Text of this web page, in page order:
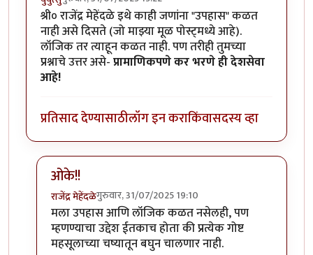
श्री० राजेंद्र मेहेंदळे इथे काही जणांना "उपहास" कळत
नाही असे दिसते (जो माझ्या मूळ पोस्ट्मध्ये आहे).
लॉजिक तर त्याहून कळत नाही. पण तरीही तुमच्या
प्रश्नाचे उत्तर असे-प्रामाणिकपणे कर भरणे ही देशसेवा
आहे!
प्रतिसाद देण्यासाठीलॉग इन कराकिंवासदस्य व्हा
ओके!!
राजेंद्र मेहेंदळेगुरुवार, 31/07/2025 19:10
In reply toश्री० राजेंद्र मेहेंदळेbyयुयुत्सु
मला उपहास आणि लॉजिक कळत नसेलही, पण
म्हणण्याचा उद्देश ईतकाच होता की प्रत्येक गोष्ट
महसूलाच्या चष्यातून बघुन चालणार नाही.